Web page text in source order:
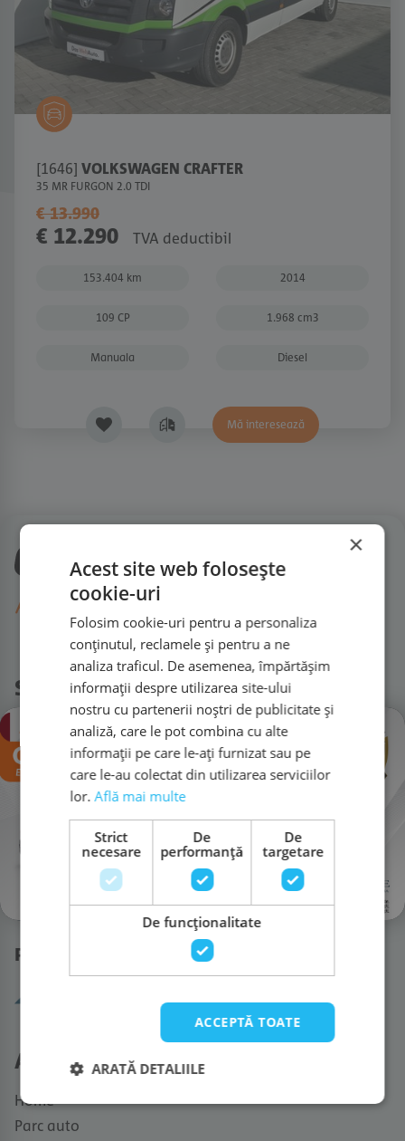
[1646] VOLKSWAGEN CRAFTER
35 MR FURGON 2.0 TDI
€ 13.990
€ 12.290 TVA deductibil
153.404 km 2014
109 CP 1.968 cm3
Manuala Diesel
Mă interesează
SC Compexit Auto Rulate SRL
Cluj Napoca, 400491
Calea Turzii nr. 223
contact@autorulate.ro
+40 264 406 651
Rețele sociale!
Partneri
Auto Rulate
Home
Parc auto
×
×
Acest site web folosește
cookie-uri
Folosim cookie-uri pentru a personaliza
conținutul, reclamele și pentru a ne
analiza traficul. De asemenea, împărtășim
informații despre utilizarea site-ului
nostru cu partenerii noștri de publicitate și
analiză, care le pot combina cu alte
informații pe care le-ați furnizat sau pe
care le-au colectat din utilizarea serviciilor
lor.Află mai multe
Strict
necesare
De
performanță
De
targetare
De funcţionalitate
ACCEPTĂ TOATE
ARATĂ DETALIILE